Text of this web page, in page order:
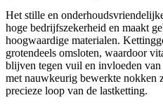
Het stille en
hoge bedrijfszekerheid en maakt
hoogwaardige materialen.
grotendeels omsloten, waardoor
blijven tegen vuil en invloeden
met nauwkeurig bewerkte nokken
precieze loop van de lastketting.